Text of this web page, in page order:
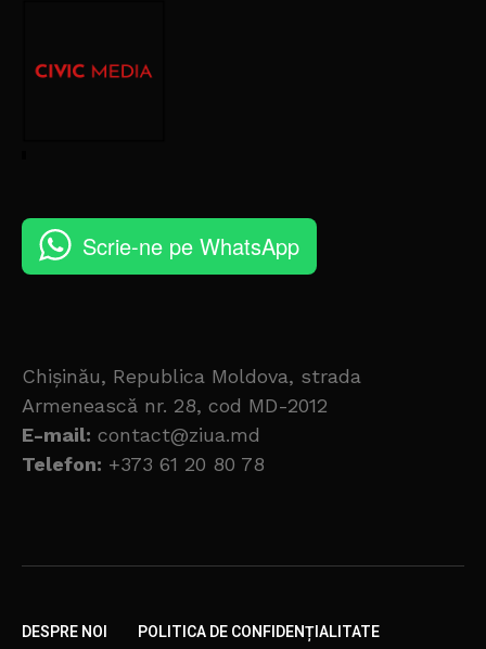
Scrie-ne pe WhatsApp
Chișinău, Republica Moldova, strada
Armenească nr. 28, cod MD-2012
E-mail: contact@ziua.md
Telefon: +373 61 20 80 78
DESPRE NOI POLITICA DE CONFIDENȚIALITATE